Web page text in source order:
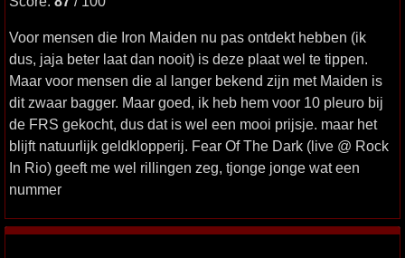
Voor mensen die Iron Maiden nu pas ontdekt hebben (ik
dus, jaja beter laat dan nooit) is deze plaat wel te tippen.
Maar voor mensen die al langer bekend zijn met Maiden is
dit zwaar bagger. Maar goed, ik heb hem voor 10 pleuro bij
de FRS gekocht, dus dat is wel een mooi prijsje. maar het
blijft natuurlijk geldklopperij. Fear Of The Dark (live @ Rock
In Rio) geeft me wel rillingen zeg, tjonge jonge wat een
nummer